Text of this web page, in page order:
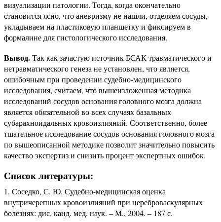
визуализации патологии. Тогда, когда окончательно
становится ясно, что аневризму не нашли, отделяем сосуды,
укладываем на пластиковую планшетку и фиксируем в
формалине для гистологического исследования.
Вывод.Так как зачастую источник БСАК травматического и
нетравматического генеза не установлен, что является,
ошибочным при проведении судебно-медицинского
исследования, считаем, что вышеизложенная методика
исследований сосудов основания головного мозга должна
является обязательной во всех случаях базальных
субарахноидальных кровоизлияний. Соответственно, более
тщательное исследование сосудов основания головного мозга
по вышеописанной методике позволит значительно повысить
качество экспертиз и снизить процент экспертных ошибок.
Список литературы:
Соседко, С. Ю. Судебно-медицинская оценка
внутричерепных кровоизлияний при цереброваскулярных
болезнях: дис. канд. мед. наук. – М., 2004. – 187 с.